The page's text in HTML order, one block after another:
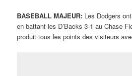
BASEBALL MAJEUR: Les Dodgers
en battant les D’Backs 3-1 au Chase
produit tous les points des visiteurs